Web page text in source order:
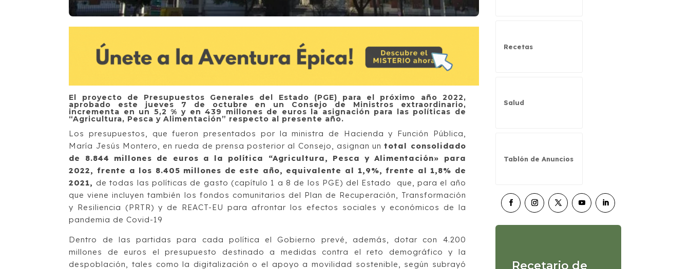
El proyecto de Presupuestos Generales del Estado (PGE) para el próximo año 2022,
aprobado este jueves 7 de octubre en un Consejo de Ministros extraordinario,
incrementa en un 5,2 % y en 439 millones de euros la asignación para las políticas de
“Agricultura, Pesca y Alimentación” respecto al presente año.
Los presupuestos, que fueron presentados por la ministra de Hacienda y Función Pública,
María Jesús Montero, en rueda de prensa posterior al Consejo, asignan untotal consolidado
de 8.844 millones de euros a la política “Agricultura, Pesca y Alimentación» para
2022, frente a los 8.405 millones de este año, equivalente al 1,9%, frente al 1,8% de
2021, de todas las políticas de gasto (capítulo 1 a 8 de los PGE) del Estado que, para el año
que viene incluyen también los fondos comunitarios del Plan de Recuperación, Transformación
y Resiliencia (PRTR) y de REACT-EU para afrontar los efectos sociales y económicos de la
pandemia de Covid-19
Dentro de las partidas para cada política el Gobierno prevé, además, dotar con 4.200
millones de euros el presupuesto destinado a medidas contra el reto demográfico y la
despoblación, tales como la digitalización o el apoyo a movilidad sostenible, según subrayó
Recetas
Salud
Tablón de Anuncios
Recetario de